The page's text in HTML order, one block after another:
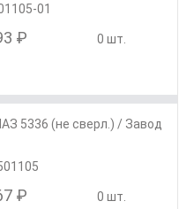
01
₽ 0 шт.
5336 (не сверл.) / Завод
₽ 0 шт.